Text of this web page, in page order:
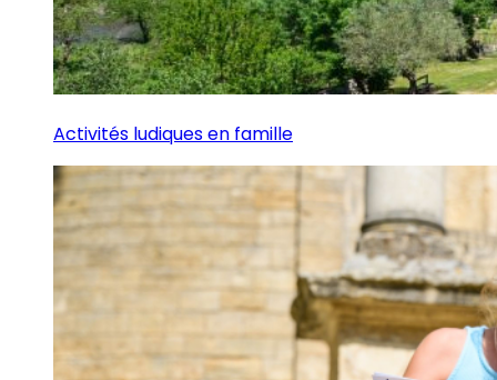
Activités ludiques en famille